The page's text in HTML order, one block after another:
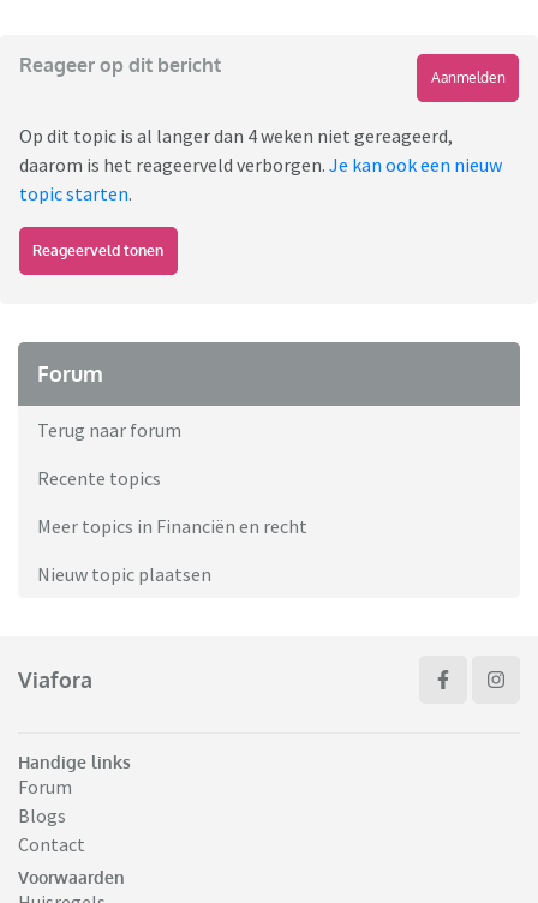
Reageer op dit bericht
Aanmelden
Op dit topic is al langer dan 4 weken niet gereageerd,
daarom is het reageerveld verborgen. Je kan ook een nieuw
topic starten.
Reageerveld tonen
Forum
Terug naar forum
Recente topics
Meer topics in Financiën en recht
Nieuw topic plaatsen
Viafora
Handige links
Forum
Blogs
Contact
Voorwaarden